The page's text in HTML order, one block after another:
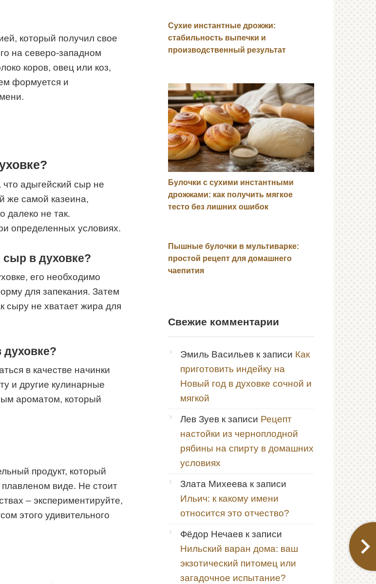
который получил свое
на северо-западном
коров, овец или коз,
формуется и
адыгейский сыр не
же самой казеина,
далеко не так.
определенных условиях.
сыр в духовке?
его необходимо
для запекания. Затем
сыру не хватает жира для
в качестве начинки
и другие кулинарные
ароматом, который
продукт, который
виде. Не стоит
– экспериментируйте,
этого удивительного
Сухие инстантные дрожжи:
стабильность выпечки и
производственный результат
Булочки с сухими инстантными
дрожжами: как получить мягкое
тесто без лишних ошибок
Пышные булочки в мультиварке:
простой рецепт для домашнего
чаепития
Свежие комментарии
Эмиль Васильев к записи Как
приготовить индейку на
Новый год в духовке сочной и
мягкой
Лев Зуев к записи Рецепт
настойки из черноплодной
рябины на спирту в домашних
условиях
Злата Михеева к записи
Ильич: к какому имени
относится это отчество?
Фёдор Нечаев к записи
Нильский варан дома: ваш
экзотический питомец или
загадочное испытание?